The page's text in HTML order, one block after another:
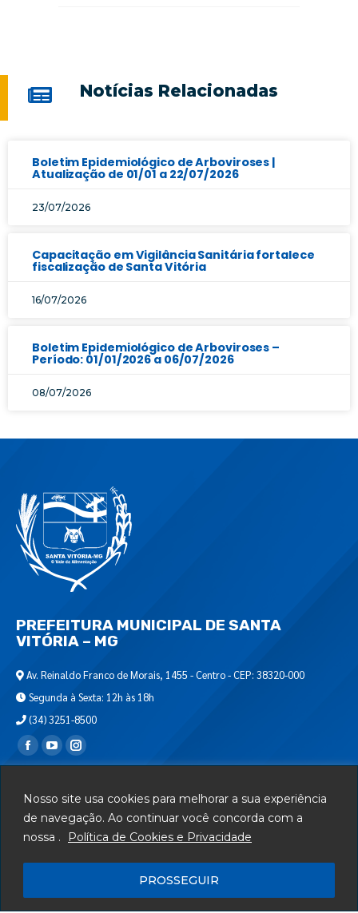
Nosso site usa cookies para melhorar a sua experiência
de navegação. Ao continuar você concorda com a
nossa .
Política de Cookies e Privacidade
PROSSEGUIR
Notícias Relacionadas
Boletim Epidemiológico de Arboviroses |
Atualização de 01/01 a 22/07/2026
23/07/2026
Capacitação em Vigilância Sanitária fortalece
fiscalização de Santa Vitória
16/07/2026
Boletim Epidemiológico de Arboviroses –
Período: 01/01/2026 a 06/07/2026
08/07/2026
PREFEITURA MUNICIPAL DE SANTA
VITÓRIA – MG
Av. Reinaldo Franco de Morais, 1455 - Centro - CEP: 38320-000
Segunda à Sexta: 12h às 18h
(34) 3251-8500
Encontre-nos em:
Departamento de T.I.
Serviços
Mapa do Site